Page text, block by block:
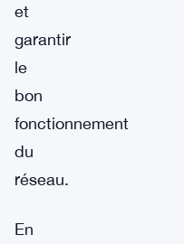
et
garantir
le
bon
fonctionnement
du
réseau.
En